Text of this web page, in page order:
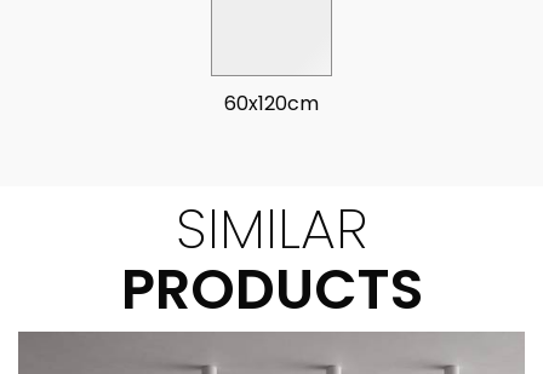
60x120cm
SIMILAR
PRODUCTS